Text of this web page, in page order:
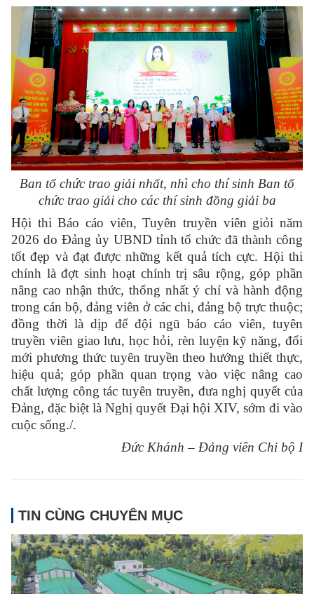
Ban tổ chức trao giải nhất, nhì cho thí sinh Ban tổ
chức trao giải cho các thí sinh đồng giải ba
Hội thi Báo cáo viên, Tuyên truyền viên giỏi năm
2026 do Đảng ủy UBND tỉnh tổ chức đã thành công
tốt đẹp và đạt được những kết quả tích cực. Hội thi
chính là đợt sinh hoạt chính trị sâu rộng, góp phần
nâng cao nhận thức, thống nhất ý chí và hành động
trong cán bộ, đảng viên ở các chi, đảng bộ trực thuộc;
đồng thời là dịp để đội ngũ báo cáo viên, tuyên
truyền viên giao lưu, học hỏi, rèn luyện kỹ năng, đổi
mới phương thức tuyên truyền theo hướng thiết thực,
hiệu quả; góp phần quan trọng vào việc nâng cao
chất lượng công tác tuyên truyền, đưa nghị quyết của
Đảng, đặc biệt là Nghị quyết Đại hội XIV, sớm đi vào
cuộc sống./.
Đức Khánh – Đảng viên Chi bộ I
TIN CÙNG CHUYÊN MỤC